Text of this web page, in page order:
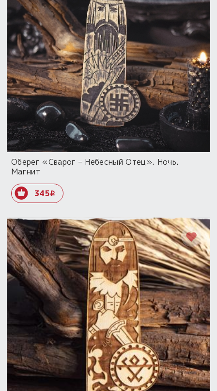
Оберег «Сварог – Небесный Отец». Ночь.
Магнит
345i